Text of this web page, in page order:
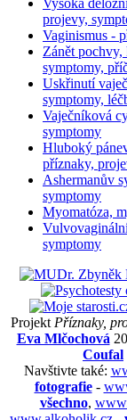
Vysoká
projevy,
Vaginismus -
Zánět
symptomy,
Uskřinutí
symptomy,
Vaječníková
symptomy
Hluboký
příznaky,
Ashermanův
symptomy
Myomatóza,
symptomy
Projekt Příznaky,
Eva Mlčochová
Coufal
Navštivte také:
fotografie-
všechno,